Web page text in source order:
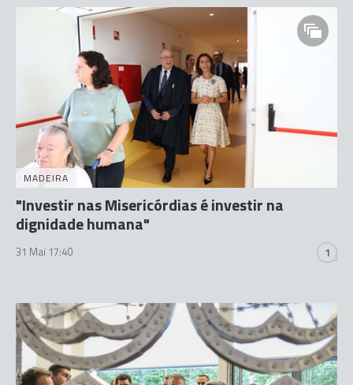
MADEIRA
"Investir nas Misericórdias é investir na
dignidade humana"
31 Mai 17:40 1